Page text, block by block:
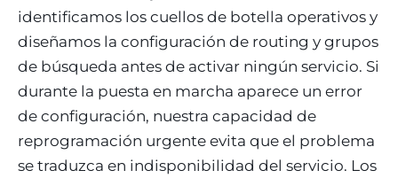
identificamos los cuellos de botella operativos y
diseñamos la configuración de routing y grupos
de búsqueda antes de activar ningún servicio. Si
durante la puesta en marcha aparece un error
de configuración, nuestra capacidad de
reprogramación urgente evita que el problema
se traduzca en indisponibilidad del servicio. Los